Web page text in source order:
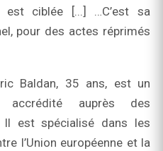
ciblée [...] …C’est sa
pour des actes réprimés
Baldan, 35 ans, est un
accrédité auprès des
Il est spécialisé dans les
l’Union européenne et la